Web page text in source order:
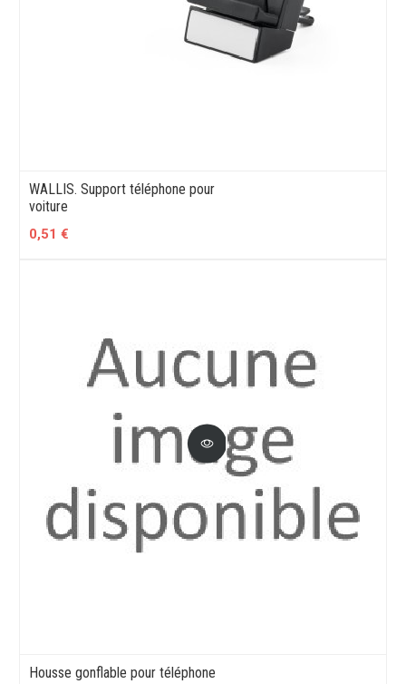
WALLIS. Support téléphone pour
voiture
0,51 €
Housse gonflable pour téléphone